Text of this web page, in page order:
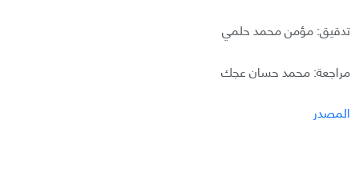
تدقيق: مؤمن محمد حلمي
مراجعة: محمد حسان عجك
المصدر